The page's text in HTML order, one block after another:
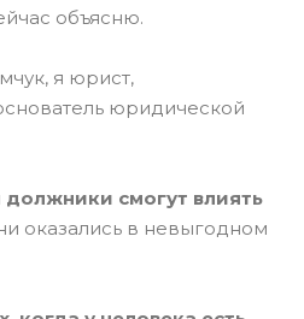
объясню.
я юрист,
юридической
должники смогут влиять
оказались в невыгодном